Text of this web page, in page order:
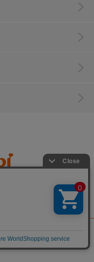
Corporation.